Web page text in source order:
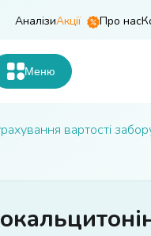
АналізиАкції Про нас
Меню
вартості